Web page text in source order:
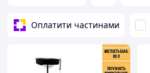
Оплатити частинами